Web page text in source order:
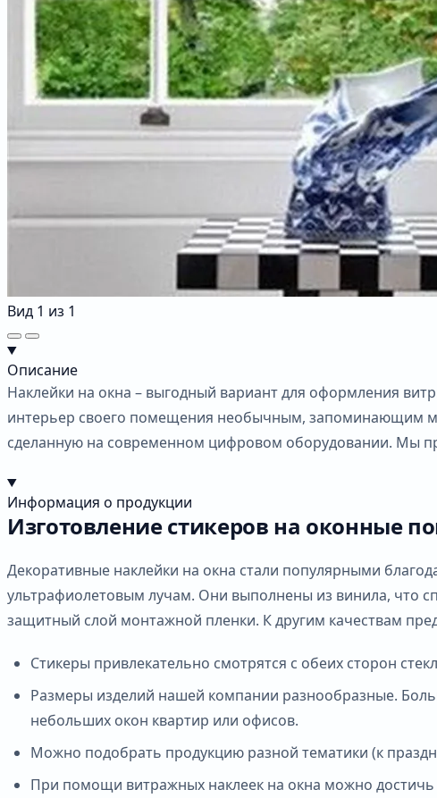
Вид 1 из 1
Описание
Наклейки на окна – выгодный вариант для оформления
интерьер своего помещения необычным, запоминающим
сделанную на современном цифровом оборудовании. Мы
Информация о продукции
Изготовление стикеров на оконные
Декоративные наклейки на окна стали популярными
ультрафиолетовым лучам. Они выполнены из винила, что
защитный слой монтажной пленки. К другим качествам
Стикеры привлекательно смотрятся с обеих сторон
Размеры изделий нашей компании разнообразные.
небольших окон квартир или офисов.
Можно подобрать продукцию разной тематики (к
При помощи витражных наклеек на окна можно достичь